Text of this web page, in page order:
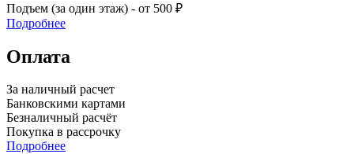
Подъем (за один этаж) - от 500 ₽
Подробнее
Оплата
За наличный расчет
Банковскими картами
Безналичный расчёт
Покупка в рассрочку
Подробнее